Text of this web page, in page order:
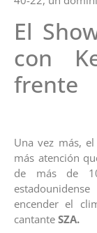
El
con
frente
Una vez más,
más atención
de más de
estadounidense
encender el
cantante SZA.